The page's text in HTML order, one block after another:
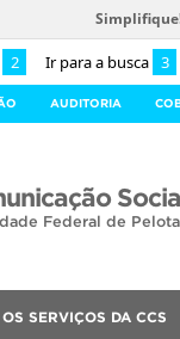
2 Ir para a busca 3
AUDITORIA
Federal de
SERVIÇOS DA CCS